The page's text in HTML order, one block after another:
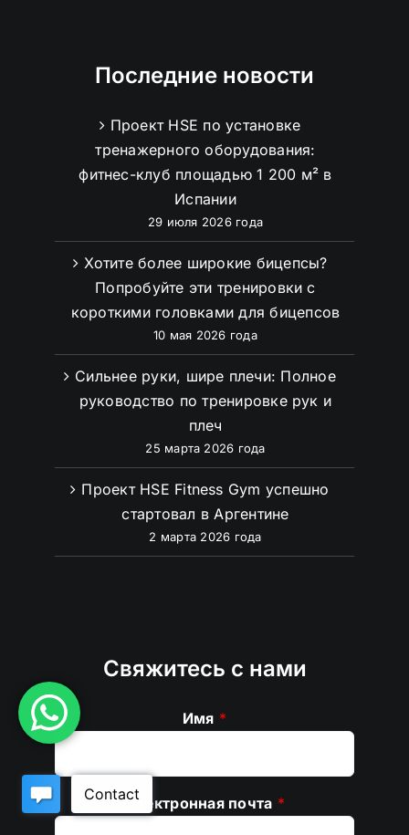
Последние новости
Проект HSE по установке
тренажерного оборудования:
фитнес-клуб площадью 1 200 м² в
Испании
29 июля 2026 года
Хотите более широкие бицепсы?
Попробуйте эти тренировки с
короткими головками для бицепсов
10 мая 2026 года
Сильнее руки, шире плечи: Полное
руководство по тренировке рук и
плеч
25 марта 2026 года
Проект HSE Fitness Gym успешно
стартовал в Аргентине
2 марта 2026 года
Свяжитесь с нами
Имя *
Электронная почта *